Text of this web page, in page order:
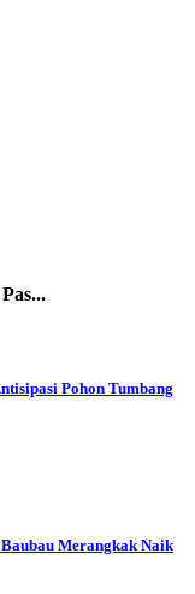
Pohon Tumbang
Merangkak Naik